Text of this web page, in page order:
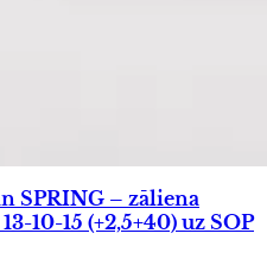
SPRING – zāliena
10-15 (+2,5+40) uz SOP